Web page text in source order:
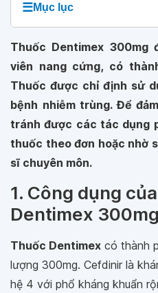
☰Mục lục
Thuốc Dentimex 300mg
viên nang cứng, có
Thuốc được chỉ định sử
bệnh nhiễm trùng. Để
tránh được các tác dụng
thuốc theo đơn hoặc nhờ
sĩ chuyên môn.
1. Công dụng
Dentimex 300mg
Thuốc Dentimex có thành
lượng 300mg. Cefdinir là
hệ 4 với phổ kháng khuẩn